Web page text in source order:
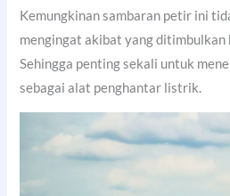
Kemungkinan sambaran petir ini
mengingat akibat yang ditimbulkan
Sehingga penting sekali untuk
sebagai alat penghantar listrik.